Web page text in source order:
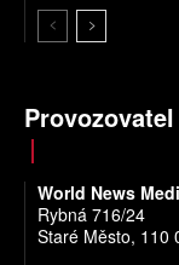
World News
Rybná 716/24
Staré Město, 110